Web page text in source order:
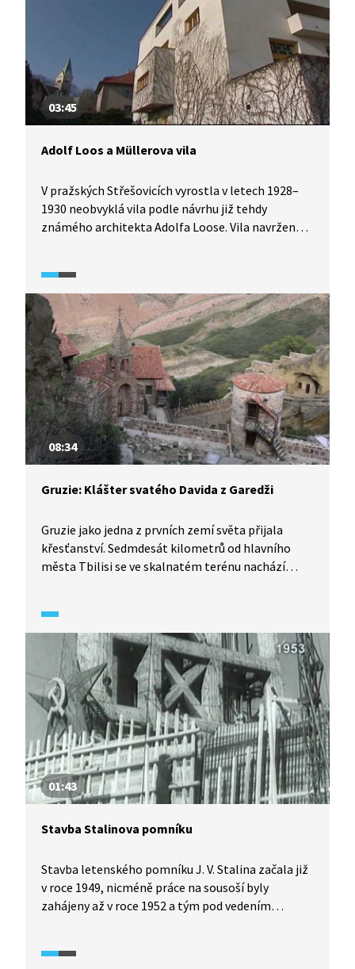
03:45
Adolf Loos a Müllerova vila
V pražských Střešovicích vyrostla v letech 1928–
1930 neobvyklá vila podle návrhu již tehdy
známého architekta Adolfa Loose. Vila navržená
a to v duchu funkcionalismu. Podívejte se dovnitř
společně se Zdeňkem Lukešem.
08:34
Gruzie: Klášter svatého Davida z Garedži
Gruzie jako jedna z prvních zemí světa přijala
křesťanství. Sedmdesát kilometrů od hlavního
města Tbilisi se ve skalnatém terénu nachází
vyhloubených do pískovcových skal, které sloužily
jako příbytky řeholníků. Doba Sovětského svazu
náboženství ani náboženským objektům nepřála.
Oblast, kde se nachází vzácný klášter, byla totiž
vojenským cvičištěm. Během éry SSSR došlo
ke zničení řady fresek či pálení vzácných knih,
ovšem po jeho rozpadu se klášterní život částečně
obnovil.
01:43
Stavba Stalinova pomníku
Stavba letenského pomníku J. V. Stalina začala již
v roce 1949, nicméně práce na sousoší byly
zahájeny až v roce 1952 a tým pod vedením
odhaleno. Jak ukazuje dobový materiál, o průběhu